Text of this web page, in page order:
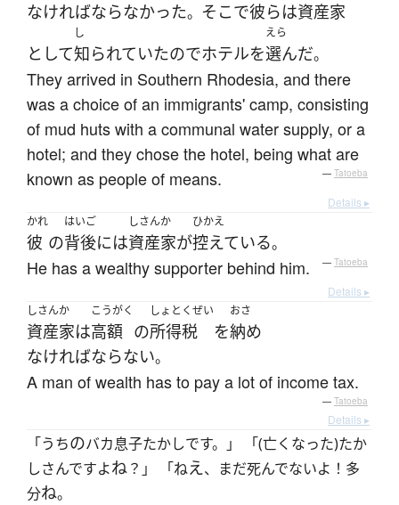
なければならなかった。 そこで彼らは資産家
として
し
知られていたのでホテルを
えら
選んだ。
They arrived in Southern Rhodesia, and there
was a choice of an immigrants' camp, consisting
of mud huts with a communal water supply, or a
hotel; and they chose the hotel, being what are
known as people of means.
— Tatoeba
Details ▸
かれ
彼 の
はいご
背後には
しさんか
資産家が
ひかえ
控えている。
He has a wealthy supporter behind him. — Tatoeba
Details ▸
しさんか
資産家は
こうがく
高額 の
しょとくぜい
所得税 を
おさ
納め
なければならない。
A man of wealth has to pay a lot of income tax.
— Tatoeba
Details ▸
「うちのバカ息子たかしです。」 「(亡くなった)たか
しさんですよね？」 「ねえ、まだ死んでないよ！多
分ね。